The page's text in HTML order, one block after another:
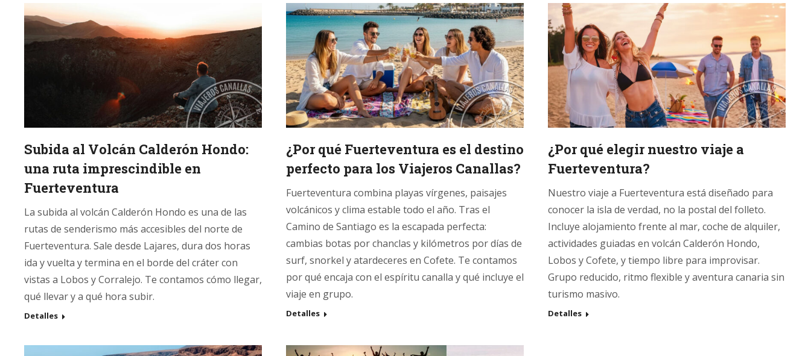
Subida al Volcán Calderón Hondo:
una ruta imprescindible en
Fuerteventura
La subida al volcán Calderón Hondo es una de las
rutas de senderismo más accesibles del norte de
Fuerteventura. Sale desde Lajares, dura dos horas
ida y vuelta y termina en el borde del cráter con
vistas a Lobos y Corralejo. Te contamos cómo llegar,
qué llevar y a qué hora subir.
Detalles
¿Por qué Fuerteventura es el destino
perfecto para los Viajeros Canallas?
Fuerteventura combina playas vírgenes, paisajes
volcánicos y clima estable todo el año. Tras el
Camino de Santiago es la escapada perfecta:
cambias botas por chanclas y kilómetros por días de
surf, snorkel y atardeceres en Cofete. Te contamos
por qué encaja con el espíritu canalla y qué incluye el
viaje en grupo.
Detalles
¿Por qué elegir nuestro viaje a
Fuerteventura?
Nuestro viaje a Fuerteventura está diseñado para
conocer la isla de verdad, no la postal del folleto.
Incluye alojamiento frente al mar, coche de alquiler,
actividades guiadas en volcán Calderón Hondo,
Lobos y Cofete, y tiempo libre para improvisar.
Grupo reducido, ritmo flexible y aventura canaria sin
turismo masivo.
Detalles